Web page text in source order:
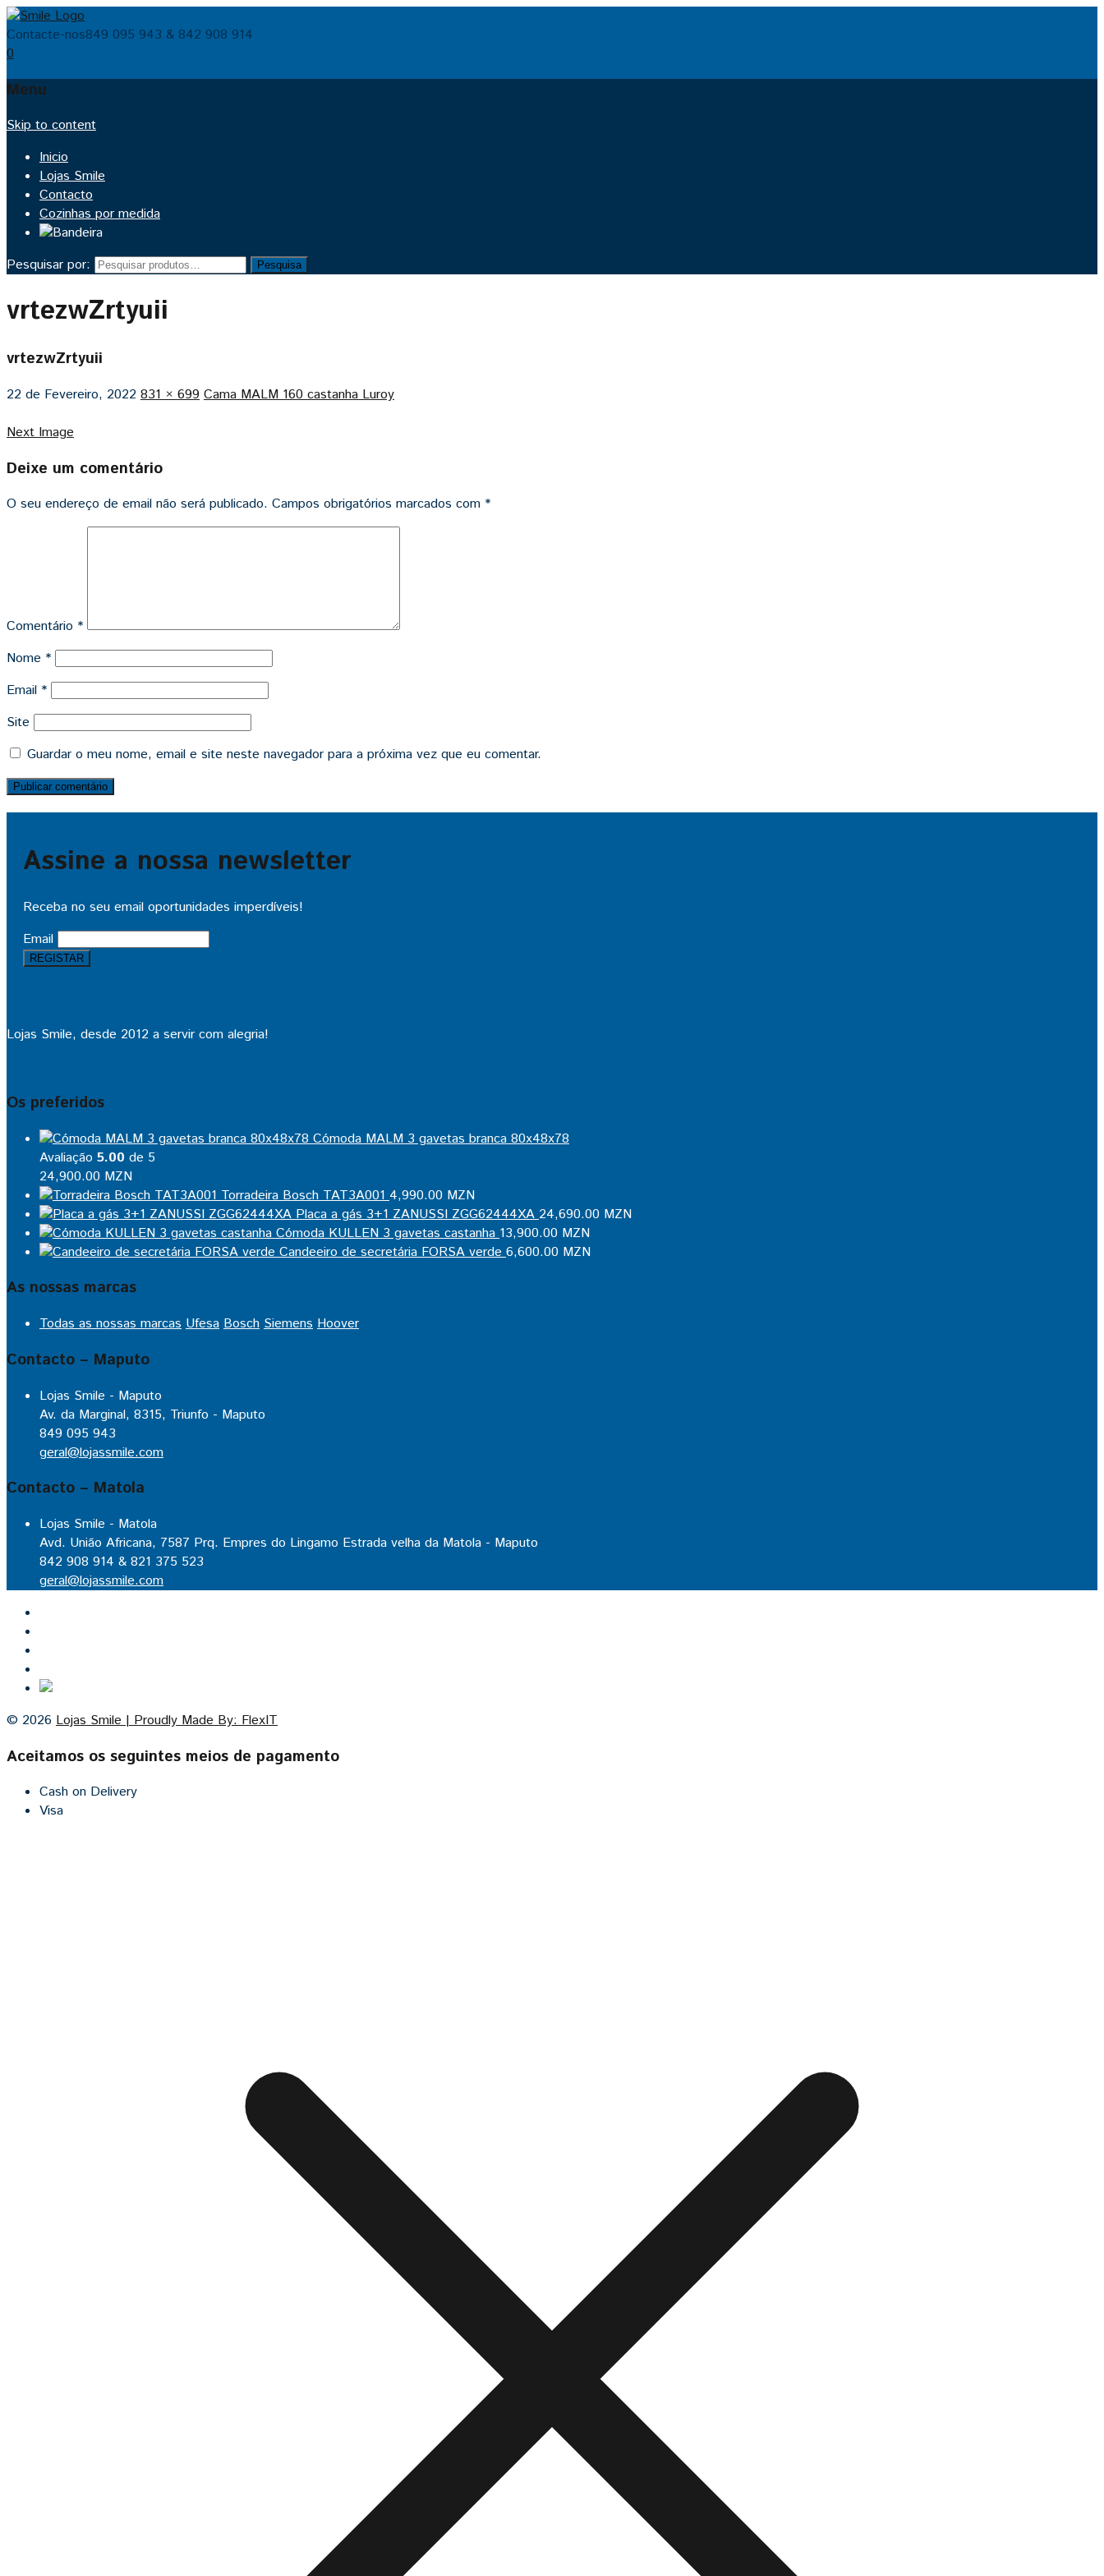
Contacte-nos849 095 943 & 842 908 914
0
Menu
Skip to content
Inicio
Lojas Smile
Contacto
Cozinhas por medida
Pesquisar por: Pesquisa
vrtezwZrtyuii
vrtezwZrtyuii
22 de Fevereiro, 2022 831 × 699 Cama MALM 160 castanha Luroy
Next Image
Deixe um comentário
O seu endereço de email não será publicado. Campos obrigatórios marcados com *
Comentário *
Nome *
Email *
Site
Guardar o meu nome, email e site neste navegador para a próxima vez que eu comentar.
Assine a nossa newsletter
Receba no seu email oportunidades imperdíveis!
Email
Lojas Smile, desde 2012 a servir com alegria!
Os preferidos
Cómoda MALM 3 gavetas branca 80x48x78
Avaliação 5.00 de 5
24,900.00 MZN
Torradeira Bosch TAT3A001 4,990.00 MZN
Placa a gás 3+1 ZANUSSI ZGG62444XA 24,690.00 MZN
Cómoda KULLEN 3 gavetas castanha 13,900.00 MZN
Candeeiro de secretária FORSA verde 6,600.00 MZN
As nossas marcas
Todas as nossas marcas Ufesa Bosch Siemens Hoover
Contacto – Maputo
Lojas Smile - Maputo
Av. da Marginal, 8315, Triunfo - Maputo
849 095 943
geral@lojassmile.com
Contacto – Matola
Lojas Smile - Matola
Avd. União Africana, 7587 Prq. Empres do Lingamo Estrada velha da Matola - Maputo
842 908 914 & 821 375 523
geral@lojassmile.com
© 2026 Lojas Smile | Proudly Made By: FlexIT
Aceitamos os seguintes meios de pagamento
Cash on Delivery
Visa